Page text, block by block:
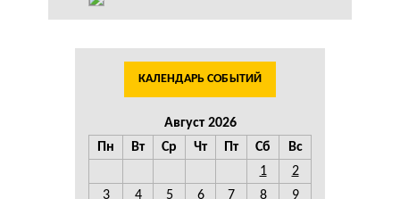
КАЛЕНДАРЬ СОБЫТИЙ
Август 2026
Пн
Вт Ср Чт Пт Сб
Вс
1
2
3
4 5 6 7 8 9